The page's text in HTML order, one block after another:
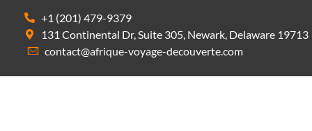
+1 (201) 479-9379
131 Continental Dr, Suite 305, Newark, Delaware 19713
contact@afrique-voyage-decouverte.com